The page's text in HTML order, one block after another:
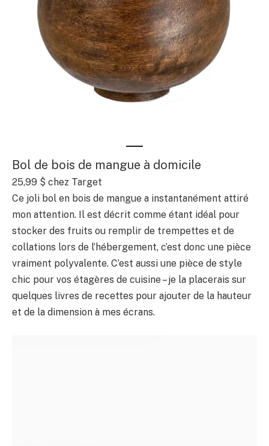
Bol de bois de mangue à domicile
25,99 $ chez Target
Ce joli bol en bois de mangue a instantanément attiré
mon attention. Il est décrit comme étant idéal pour
stocker des fruits ou remplir de trempettes et de
collations lors de l’hébergement, c’est donc une pièce
vraiment polyvalente. C’est aussi une pièce de style
chic pour vos étagères de cuisine – je la placerais sur
quelques livres de recettes pour ajouter de la hauteur
et de la dimension à mes écrans.